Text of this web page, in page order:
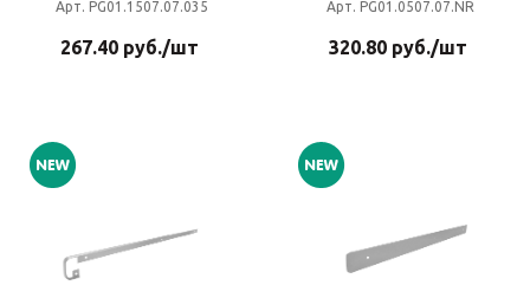
Арт. PG01.1507.07.035
267.40руб./шт
Арт. PG01.0507.07.NR
320.80руб./шт